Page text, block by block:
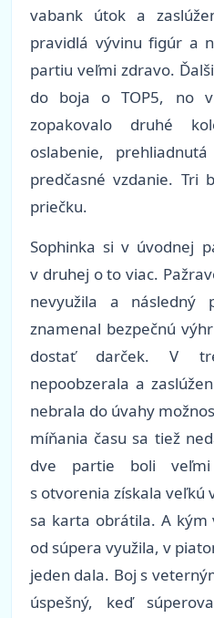
vabank útok a
pravidlá vývinu figúr a
partiu veľmi zdravo.
do boja o TOP5, no
zopakovalo druhé
oslabenie,
predčasné vzdanie. Tri
priečku.
Sophinka si v úvodnej
v druhej o to viac.
nevyužila a následný
znamenal bezpečnú
dostať darček. V
nepoobzerala a
nebrala do úvahy
míňania času sa tiež
dve partie boli
s otvorenia získala veľkú
sa karta obrátila. A
od súpera využila, v
jeden dala. Boj s
úspešný, keď